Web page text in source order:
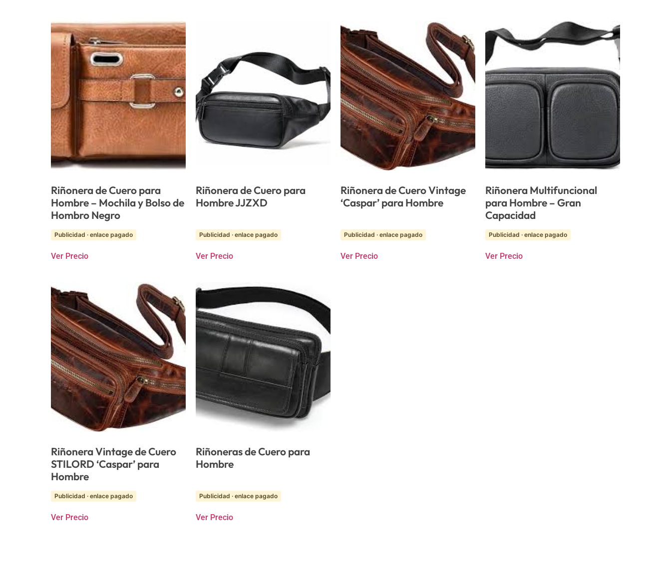
Riñonera de Cuero para
Hombre – Mochila y Bolso de
Hombro Negro
Publicidad · enlace pagado
Ver Precio
Riñonera de Cuero para
Hombre JJZXD
Publicidad · enlace pagado
Ver Precio
Riñonera de Cuero Vintage
‘Caspar’ para Hombre
Publicidad · enlace pagado
Ver Precio
Riñonera Multifuncional
para Hombre – Gran
Capacidad
Publicidad · enlace pagado
Ver Precio
Riñonera Vintage de Cuero
STILORD ‘Caspar’ para
Hombre
Publicidad · enlace pagado
Ver Precio
Riñoneras de Cuero para
Hombre
Publicidad · enlace pagado
Ver Precio